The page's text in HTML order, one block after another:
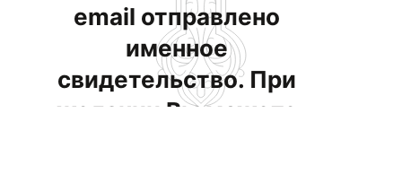
email отправлено
именное
свидетельство. При
желании Вы можете